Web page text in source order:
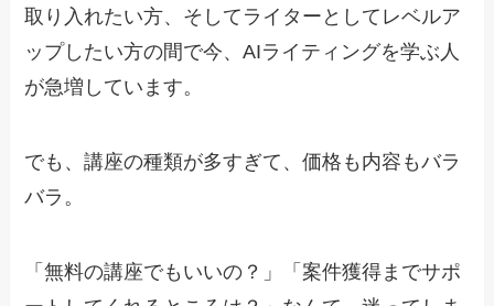
取り入れたい方、そしてライターとしてレベルア
ップしたい方の間で今、AIライティングを学ぶ人
が急増しています。
でも、講座の種類が多すぎて、価格も内容もバラ
バラ。
「無料の講座でもいいの？」「案件獲得までサポ